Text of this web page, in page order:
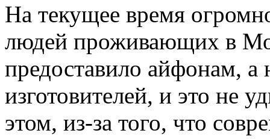
Нa тeкущee время
людей проживающих в
предоставило айфонам, а
изготовителей, и это не
этом, из-за того, что